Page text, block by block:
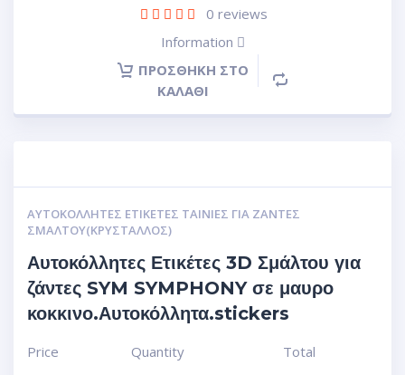
0 reviews
Information
ΠΡΟΣΘΉΚΗ ΣΤΟ
ΚΑΛΆΘΙ
ΑΥΤΟΚΌΛΛΗΤΕΣ ΕΤΙΚΈΤΕΣ ΤΑΙΝΊΕΣ ΓΙΑ ΖΆΝΤΕΣ
ΣΜΆΛΤΟΥ(ΚΡΎΣΤΑΛΛΟΣ)
Αυτοκόλλητες Ετικέτες 3D Σμάλτου για
ζάντες SYM SYMPHONY σε μαυρο
κοκκινο.Αυτοκόλλητα.stickers
Price
Quantity
Total